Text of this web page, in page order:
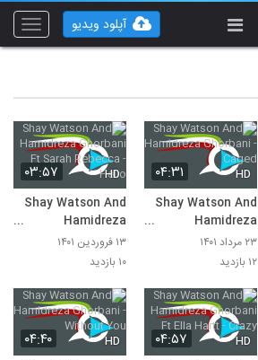
Toggle
آپلود ویدیو
۰۴:۳۱ HD
Shay Watson And
Hamidreza
Ghorbani - Caged
۲۳ مرداد ۱۴۰۱
۱۲ بازدید
۰۳:۵۷ HD
Shay Watson And
Hamidreza
Ghorbani Ft Sarah
Rebecca - Hello
۱۳ فروردین ۱۴۰۱
۱۰ بازدید
۰۴:۵۷ HD ۰۴:۴۰ HD